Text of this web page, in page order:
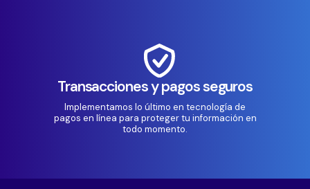
Transacciones y pagos seguros
Implementamos lo último en tecnología de
pagos en línea para proteger tu información en
todo momento.